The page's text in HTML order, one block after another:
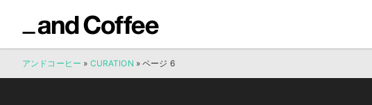
アンドコーヒー » CURATION »ページ 6